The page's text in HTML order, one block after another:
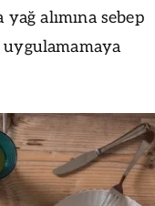
alımına sebep